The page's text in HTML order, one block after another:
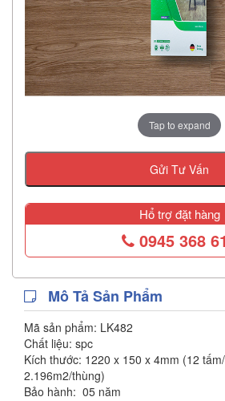
Tap to expand
Gửi Tư Vấn
Hổ trợ đặt hàng
0945 368
Mô Tả Sản Phẩm
Mã sản phẩm: LK482
Chất liệu: spc
Kích thước: 1220 x 150 x 4mm (12
2.196m2/thùng)
Bảo hành: 05 năm